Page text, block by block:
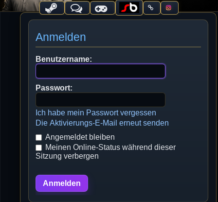
Anmelden
Benutzername:
Passwort:
Ich habe mein Passwort vergessen
Die Aktivierungs-E-Mail erneut senden
Angemeldet bleiben
Meinen Online-Status während dieser
Sitzung verbergen